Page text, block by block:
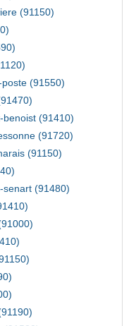
(91150)
(91550)
benoist (91410)
(91720)
(91150)
senart (91480)